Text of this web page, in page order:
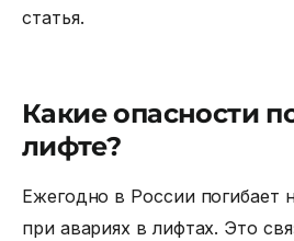
статья.
Какие опасности
лифте?
Ежегодно в России погибает
при авариях в лифтах. Это